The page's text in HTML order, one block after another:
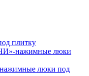
плитку
нажимные люки
люки под